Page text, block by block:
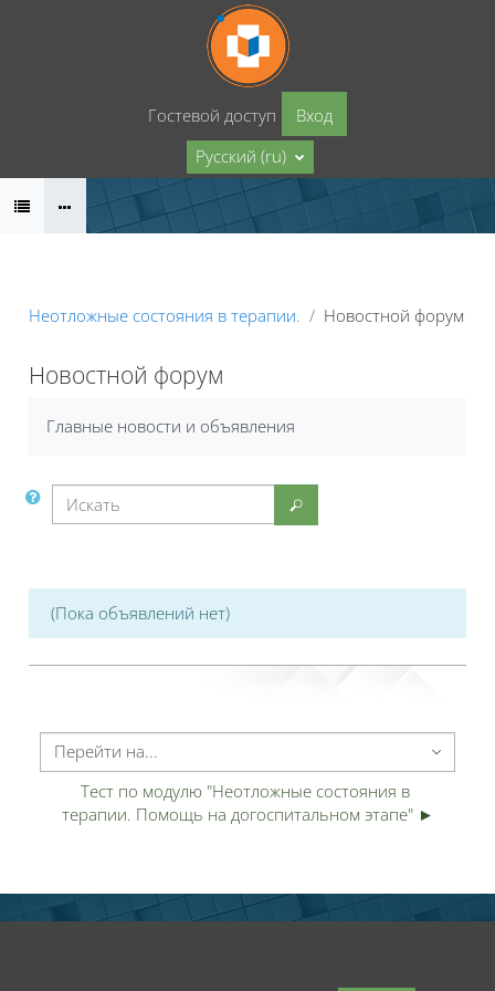
Перейти к основному содержанию
Гостевой доступ
Вход
Русский ‎(ru)‎
Неотложные состояния в терапии. Новостной форум
Новостной форум
Главные новости и объявления
Искать
Искать
(Пока объявлений нет)
на...
Тест по модулю "Неотложные состояния в
терапии. Помощь на догоспитальном этапе" ►